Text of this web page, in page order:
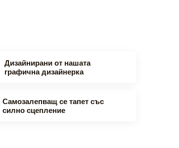
Дизайнирани от нашата
графична дизайнерка
Самозалепващ се тапет със
силно сцепление